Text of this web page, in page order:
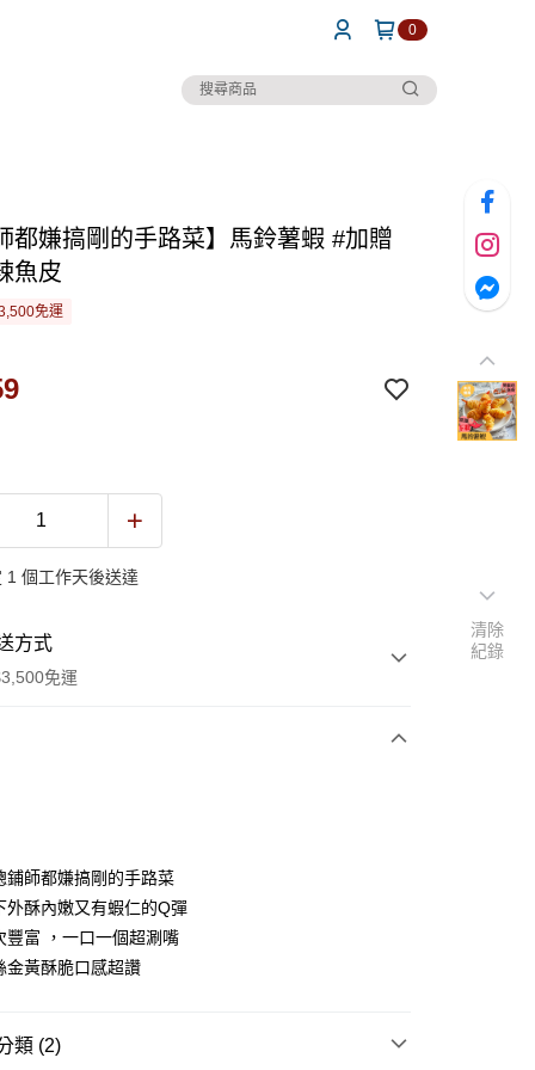
0
都嫌搞剛的手路菜】馬鈴薯蝦 #加贈
魚皮
免運
1 個工作天後送達
方式
免運
款
師都嫌搞剛的手路菜
酥內嫩又有蝦仁的Q彈
富 ，一口一個超涮嘴
黃酥脆口感超讚
類 (2)
清除
紀錄